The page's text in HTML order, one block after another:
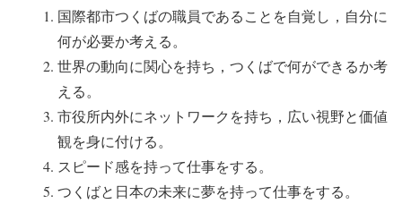
国際都市つくばの職員であることを自覚し，自分に
何が必要か考える。
世界の動向に関心を持ち，つくばで何ができるか考
える。
市役所内外にネットワークを持ち，広い視野と価値
観を身に付ける。
スピード感を持って仕事をする。
つくばと日本の未来に夢を持って仕事をする。